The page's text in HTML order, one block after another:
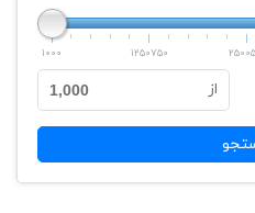
1000 1250750
از 1,000